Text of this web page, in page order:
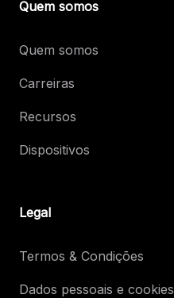
Quem somos
Quem somos
Carreiras
Recursos
Dispositivos
Legal
Termos & Condições
Dados pessoais e cookies